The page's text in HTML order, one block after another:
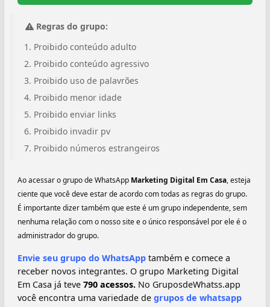
Regras do grupo:
Proibido conteúdo adulto
Proibido conteúdo agressivo
Proibido uso de palavrões
Proibido menor idade
Proibido enviar links
Proibido invadir pv
Proibido números estrangeiros
Ao acessar o grupo de WhatsApp Marketing Digital Em Casa, esteja
ciente que você deve estar de acordo com todas as regras do grupo.
É importante dizer também que este é um grupo independente, sem
nenhuma relação com o nosso site e o único responsável por ele é o
administrador do grupo.
Envie seu grupo do WhatsApp também e comece a
receber novos integrantes. O grupo Marketing Digital
Em Casa já teve 790 acessos. No GruposdeWhatss.app
você encontra uma variedade de grupos de whatsapp